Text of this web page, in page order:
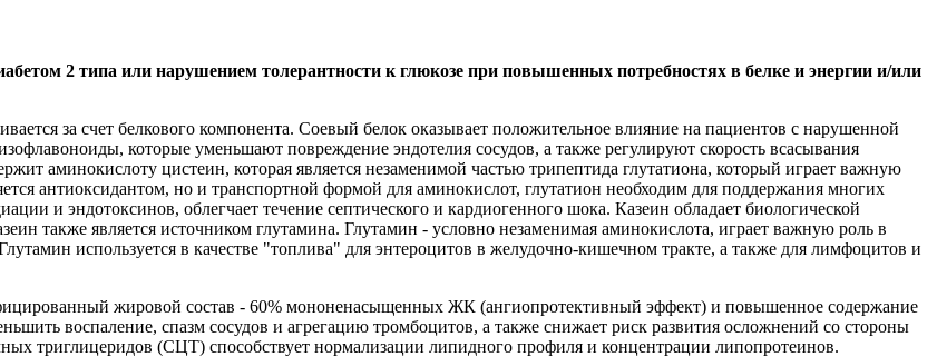
2 типа или нарушением толерантности к глюкозе при повышенных потребностях в белке и энергии и/или
за счет белкового компонента. Соевый белок оказывает положительное влияние на пациентов с нарушенной
которые уменьшают повреждение эндотелия сосудов, а также регулируют скорость всасывания
аминокислоту цистеин, которая является незаменимой частью трипептида глутатиона, который играет важную
антиоксидантом, но и транспортной формой для аминокислот, глутатион необходим для поддержания многих
и эндотоксинов, облегчает течение септического и кардиогенного шока. Казеин обладает биологической
также является источником глутамина. Глутамин - условно незаменимая аминокислота, играет важную роль в
используется в качестве "топлива" для энтероцитов в желудочно-кишечном тракте, а также для лимфоцитов и
жировой состав - 60% мононенасыщенных ЖК (ангиопротективный эффект) и повышенное содержание
воспаление, спазм сосудов и агрегацию тромбоцитов, а также снижает риск развития осложнений со стороны
триглицеридов (СЦТ) способствует нормализации липидного профиля и концентрации липопротеинов.